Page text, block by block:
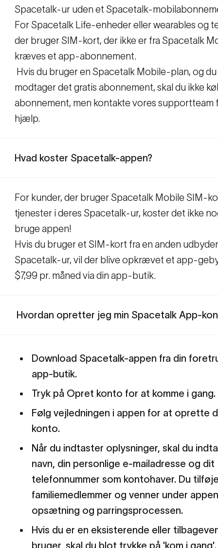
Spacetalk-ur uden et Spacetalk-
For Spacetalk Life-enheder eller wearables og
der bruger SIM-kort, der ikke er fra Spacetalk
kræves et app-abonnement.
Hvis du bruger en Spacetalk Mobile-plan, og du
modtager det gratis abonnement, skal du ikke
abonnement, men kontakte vores supportteam
hjælp.
Hvad koster Spacetalk-appen?
For kunder, der bruger Spacetalk Mobile SIM-
tjenester i deres Spacetalk-ur, koster det ikke
bruge appen!
Hvis du bruger et SIM-kort fra en anden
Spacetalk-ur, vil der blive opkrævet et app-
$7,99 pr. måned via din app-butik.
Hvordan opretter jeg min Spacetalk App-
Download Spacetalk-appen fra din
app-butik.
Tryk på Opret konto for at komme i
Følg vejledningen i appen for at oprette
konto.
Når du indtaster oplysninger, skal du
navn, din personlige e-mailadresse og dit
telefonnummer som kontohaver. Du
familiemedlemmer og venner under
opsætning og parringsprocessen.
Hvis du er en eksisterende eller
bruger, skal du blot trykke på 'kom i gang'.